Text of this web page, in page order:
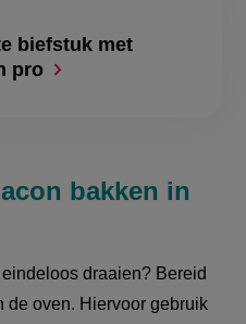
biefstuk met
pro
bakken in
draaien? Bereid
de oven. Hiervoor gebruik